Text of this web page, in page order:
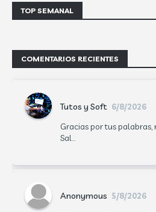
TOP SEMANAL
COMENTARIOS RECIENTES
Tutos y Soft 6/8/2026
Gracias por tus
Sal...
Anonymous 5/8/2026